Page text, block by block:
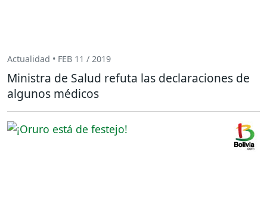
Actualidad • FEB 11 / 2019
Ministra de Salud refuta las declaraciones de
algunos médicos